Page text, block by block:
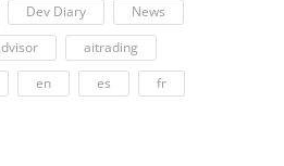
Dev Diary
News
aitrading
en es
fr